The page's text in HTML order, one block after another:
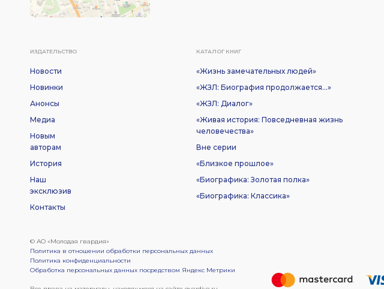
ИЗДАТЕЛЬСТВО
Новости
Новинки
Анонсы
Медиа
Новым
авторам
История
Наш
эксклюзив
Контакты
КАТАЛОГ КНИГ
«Жизнь замечательных людей»
«ЖЗЛ: Биография продолжается...»
«ЖЗЛ: Диалог»
«Живая история: Повседневная жизнь
человечества»
Вне серии
«Близкое прошлое»
«Биографика: Золотая полка»
«Биографика: Классика»
© АО «Молодая гвардия»
Политика в отношении обработки персональных данных
Политика конфиденциальности
Обработка персональных данных посредством Яндекс Метрики